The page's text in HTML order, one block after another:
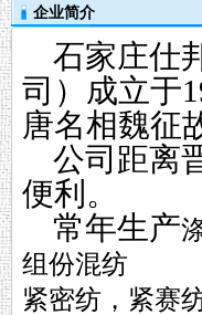
企业简介
石家庄仕
司）成立于
唐名相魏征
公司距离
便利。
常年生产
组份混纺
紧密纺，紧赛